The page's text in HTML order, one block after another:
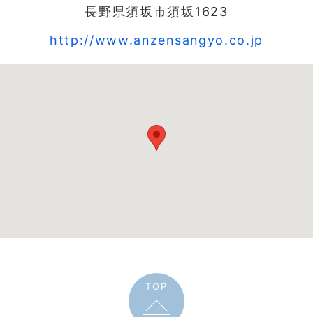
長野県須坂市須坂1623
http://www.anzensangyo.co.jp
TOP